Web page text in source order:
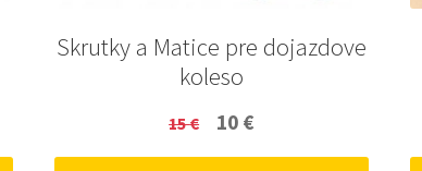
Skrutky a Matice pre dojazdove
koleso
15€
Original
price
10 €Current
price